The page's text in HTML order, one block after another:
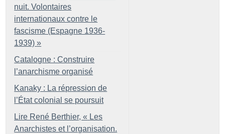
nuit. Volontaires
internationaux contre le
fascisme (Espagne 1936-
1939) »
Catalogne : Construire
l’anarchisme organisé
Kanaky : La répression de
l’État colonial se poursuit
Lire René Berthier, « Les
Anarchistes et l’organisation.